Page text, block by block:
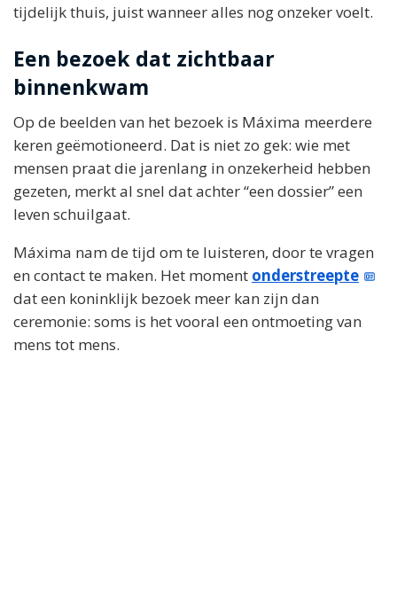
tijdelijk thuis, juist wanneer alles nog onzeker voelt.
Een bezoek dat zichtbaar
binnenkwam
Op de beelden van het bezoek is Máxima meerdere
keren geëmotioneerd. Dat is niet zo gek: wie met
mensen praat die jarenlang in onzekerheid hebben
gezeten, merkt al snel dat achter “een dossier” een
leven schuilgaat.
Máxima nam de tijd om te luisteren, door te vragen
en contact te maken. Het moment onderstreepte
dat een koninklijk bezoek meer kan zijn dan
ceremonie: soms is het vooral een ontmoeting van
mens tot mens.